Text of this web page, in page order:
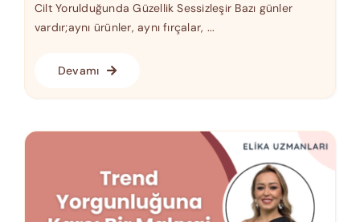
Cilt Yorulduğunda Güzellik Sessizleşir Bazı günler
vardır;aynı ürünler, aynı fırçalar, ...
Devamı